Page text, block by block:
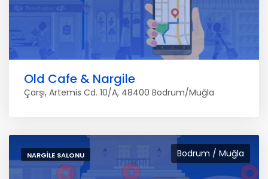
Old Cafe & Nargile
Çarşı, Artemis Cd. 10/A, 48400 Bodrum/Muğla
Bodrum / Muğla
NARGILE SALONU